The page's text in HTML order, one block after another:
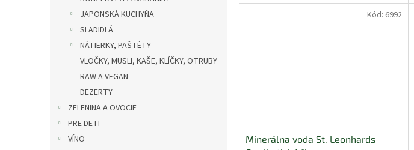
JAPONSKÁ KUCHYŇA
SLADIDLÁ
NÁTIERKY, PAŠTÉTY
VLOČKY, MUSLI, KAŠE, KLÍČKY, OTRUBY
RAW A VEGAN
DEZERTY
ZELENINA A OVOCIE
PRE DETI
VÍNO
Minerálna voda St. Leonhards
Kód: 6992